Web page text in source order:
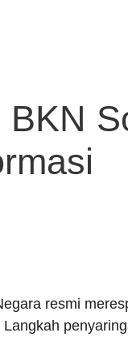
BKN
resmi